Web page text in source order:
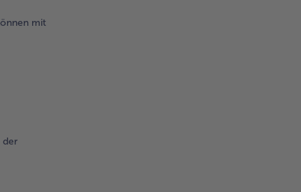
mit
der